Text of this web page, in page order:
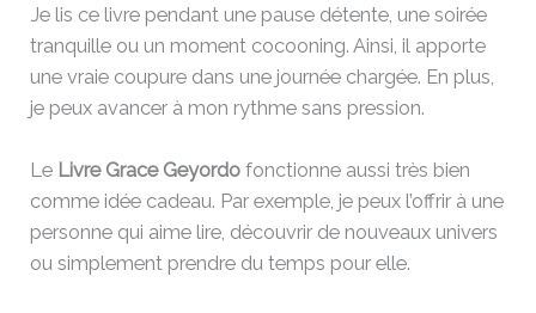
Je lis ce livre pendant une pause détente, une soirée
tranquille ou un moment cocooning. Ainsi, il apporte
une vraie coupure dans une journée chargée. En plus,
je peux avancer à mon rythme sans pression.
Le Livre Grace Geyordo fonctionne aussi très bien
comme idée cadeau. Par exemple, je peux l’offrir à une
personne qui aime lire, découvrir de nouveaux univers
ou simplement prendre du temps pour elle.